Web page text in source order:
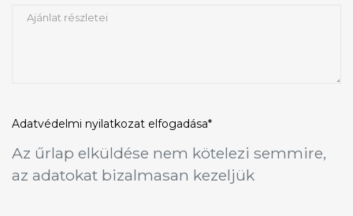
Adatvédelmi nyilatkozat elfogadása*
Az űrlap elküldése nem kötelezi semmire,
az adatokat bizalmasan kezeljük